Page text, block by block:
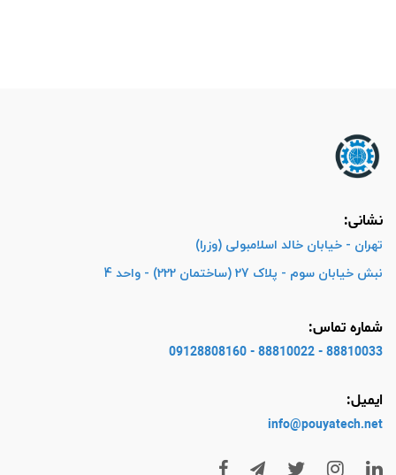
نشانی:
تهران - خیابان خالد اسلامبولی (وزرا)
نبش خیابان سوم - پلاک 27 (ساختمان 222) - واحد 4
شماره تماس:
88810033 - 88810022 - 09128808160
ایمیل:
info@pouyatech.net